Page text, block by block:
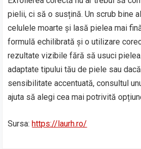
pielii, ci să o susțină. Un scrub bine
celulele moarte și lasă pielea mai
formulă echilibrată și o utilizare
rezultate vizibile fără să usuci
adaptate tipului tău de piele sau
sensibilitate accentuată, consultul
ajuta să alegi cea mai potrivită
Sursa:https://laurh.ro/